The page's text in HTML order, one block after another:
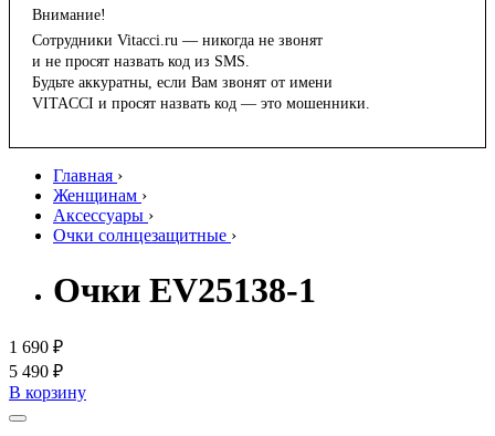
Внимание!
Сотрудники Vitacci.ru — никогда не звонят
и не просят назвать код из SMS.
Будьте аккуратны, если Вам звонят от имени
VITACCI и просят назвать код — это мошенники.
Главная ›
Женщинам ›
Аксессуары ›
Очки солнцезащитные ›
Очки EV25138-1
1 690 ₽
5 490 ₽
В корзину